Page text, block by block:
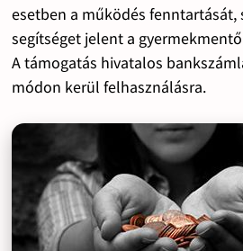
esetben a működés
segítséget jelent a
A támogatás hivatalos
módon kerül felhasználásra.